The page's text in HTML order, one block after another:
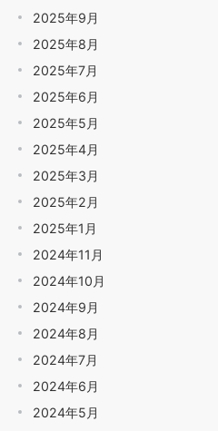
2025年9月
2025年8月
2025年7月
2025年6月
2025年5月
2025年4月
2025年3月
2025年2月
2025年1月
2024年11月
2024年10月
2024年9月
2024年8月
2024年7月
2024年6月
2024年5月